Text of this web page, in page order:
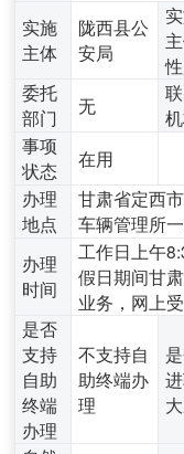
实施
主体
陇西县公
安局
委托
部门
无
事项
状态
在用
办理
地点
甘肃省定西
车辆管理所
办理
时间
工作日上午
假日期间甘
业务，网上
是否
支持
自助
终端
办理
不支持自
助终端办
理